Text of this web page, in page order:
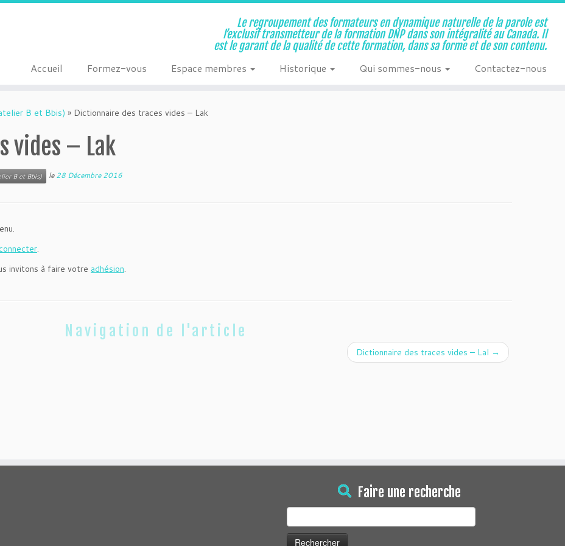
Le regroupement des formateurs en dynamique naturelle de la parole est
l’exclusif transmetteur de la formation DNP dans son intégralité au Canada. Il
est le garant de la qualité de cette formation, dans sa forme et de son contenu.
Accueil Formez-vous Espace membres Historique Qui sommes-nous Contactez-nous
B et Bbis) » Dictionnaire des traces vides – Lak
vides – Lak
B et Bbis) le28 Décembre 2016
connecter.
invitons à faire votre adhésion.
Navigation de l'article
Dictionnaire des traces vides – Lal →
Faire une recherche